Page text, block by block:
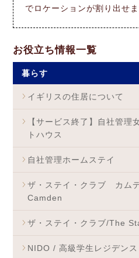
でロケーションが割り出せま
お役立ち情報一覧
暮らす
イギリスの住居について
【サービス終了】自社管
トハウス
自社管理ホームステイ
ザ・ステイ・クラブ カム
Camden
ザ・ステイ・クラブ/The
NIDO / 高級学生レジデンス